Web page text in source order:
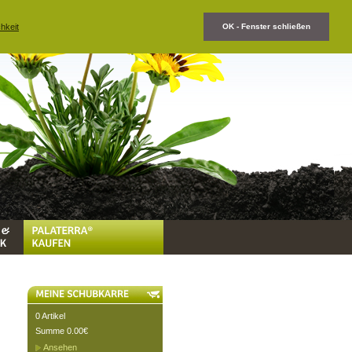
OK - Fenster schließen
0 Artikel
Summe 0.00€
Ansehen